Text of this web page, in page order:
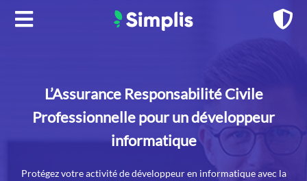
Aller
L’Assurance Responsabilité Civile
Professionnelle pour un développeur
informatique
Protégez votre activité de développeur en informatique avec la